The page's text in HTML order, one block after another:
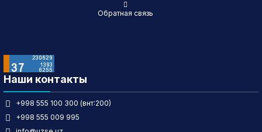
Обратная связь
Наши контакты
+998 555 100 300 (внт:200)
+998 555 009 995